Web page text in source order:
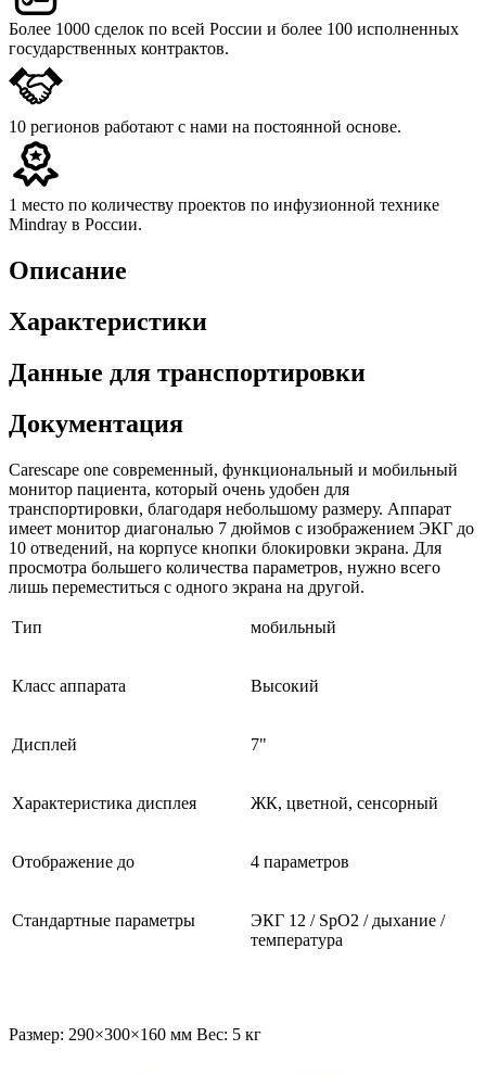
Более 1000 сделок по всей России и более 100 исполненных
государственных контрактов.
10 регионов работают с нами на постоянной основе.
1 место по количеству проектов по инфузионной технике
Mindray в России.
Описание
Характеристики
Данные для транспортировки
Документация
Carescape one современный, функциональный и мобильный
монитор пациента, который очень удобен для
транспортировки, благодаря небольшому размеру. Аппарат
имеет монитор диагональю 7 дюймов с изображением ЭКГ до
10 отведений, на корпусе кнопки блокировки экрана. Для
просмотра большего количества параметров, нужно всего
лишь переместиться с одного экрана на другой.
Тип мобильный
Класс аппарата Высокий
Дисплей 7"
Характеристика дисплея ЖК, цветной, сенсорный
Отображение до 4 параметров
Стандартные параметры
ЭКГ 12 / SpO2 / дыхание /
температура
Размер: 290×300×160 мм Вес: 5 кг